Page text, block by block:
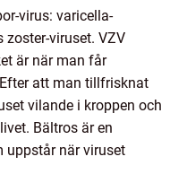
virus: varicella-
zoster-viruset. VZV
är när man får
att man tillfrisknat
vilande i kroppen och
Bältros är en
uppstår när viruset